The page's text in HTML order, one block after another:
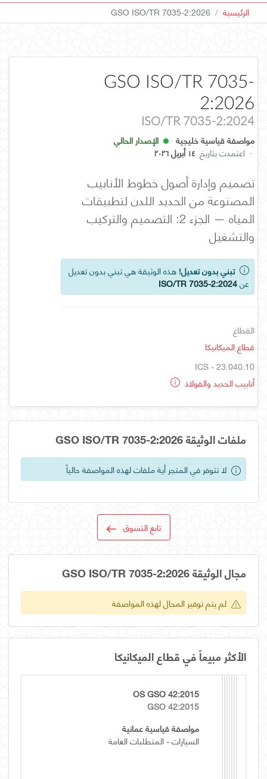
الرئيسية GSO ISO/TR 7035-2:2026
GSO ISO/TR 7035-
2:2026
ISO/TR 7035-2:2024
مواصفة قياسية خليجية
الإصدار الحالي
· اعتمدت بتاريخ ١٤ أبريل ٢٠٢٦
تصميم وإدارة أصول خطوط الأنابيب
المصنوعة من الحديد اللدن لتطبيقات
المياه — الجزء 2: التصميم والتركيب
والتشغيل
تبني بدون تعديل! هذه الوثيقة هي تبني بدون تعديل
عنISO/TR 7035-2:2024
القطاع
قطاع الميكانيكا
ICS - 23.040.10
أنابيب الحديد والفولاذ
ملفات الوثيقة GSO ISO/TR 7035-2:2026
لا تتوفر في المتجر أية ملفات لهذه المواصفة حالياً
تابع التسوق
مجال الوثيقة GSO ISO/TR 7035-2:2026
لم يتم توفير المجال لهذه المواصفة
الأكثر مبيعاً في قطاع الميكانيكا
OS GSO 42:2015
GSO 42:2015
مواصفة قياسية عمانية
السيارات - المتطلبات العامة